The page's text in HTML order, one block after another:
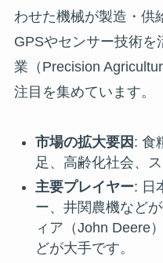
わせた機械が製造・供
GPSやセンサー技術を
業（Precision
注目を集めています。
市場の拡大要因 : 食
足、高齢化社会、
主要プレイヤー: 日
ー、井関農機など
ィア（John Deere
どが大手です。